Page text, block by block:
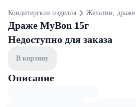
Кондитерские изделия Желатин,
Драже MyBon 15г
Недоступно для заказа
В корзину
Описание